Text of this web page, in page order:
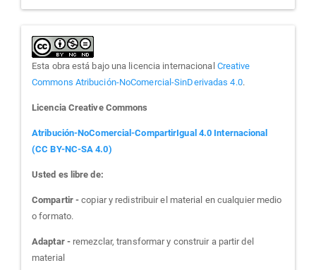
Esta obra está bajo una licencia internacional Creative
Commons Atribución-NoComercial-SinDerivadas 4.0.
Licencia Creative Commons
Atribución-NoComercial-CompartirIgual 4.0 Internacional
(CC BY-NC-SA 4.0)
Usted es libre de:
Compartir -copiar y redistribuir el material en cualquier medio
o formato.
Adaptar -remezclar, transformar y construir a partir del
material